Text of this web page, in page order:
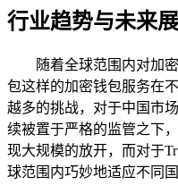
行业趋势与未来
随着全球范围内对加
包这样的加密钱包服务在
越多的挑战，对于中国市
续被置于严格的监管之下
现大规模的放开，而对于
球范围内巧妙地适应不同